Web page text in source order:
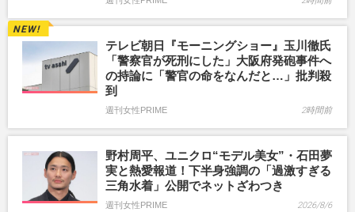
テレビ朝日『モーニングショー』玉川徹氏
「警察官が死刑にした」大阪府発砲事件へ
の持論に「警官の命をなんだと…」批判殺
到
週刊女性PRIME 2時間前
野村周平、ユニクロ“モデル美女”・石田夢
実と熱愛報道！下半身強調の「過激すぎる
三角水着」公開でネットざわつき
週刊女性PRIME 2026/8/6